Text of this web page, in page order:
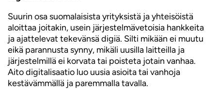
Suurin osa suomalaisista yrityksistä ja yhteisöistä
aloittaa joitakin, usein järjestelmävetoisia hankkeita
ja ajattelevat tekevänsä digiä. Silti mikään ei muutu
eikä parannusta synny, mikäli uusilla laitteilla ja
järjestelmillä ei korvata tai poisteta jotain vanhaa.
Aito digitalisaatio luo uusia asioita tai vanhoja
kestävämmällä ja paremmalla tavalla.